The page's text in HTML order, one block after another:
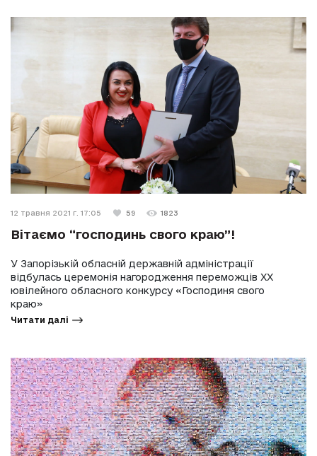
12 травня 2021 г. 17:05 59 1823
Вітаємо “господинь свого краю”!
У Запорізькій обласній державній адміністрації
відбулась церемонія нагородження переможців XX
ювілейного обласного конкурсу «Господиня свого
краю»
Читати далі